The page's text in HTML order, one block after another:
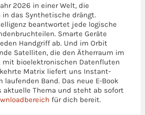
2026 in einer Welt, die
das Synthetische drängt.
beantwortet jede logische
Smarte Geräte
Handgriff ab. Und im Orbit
Satelliten, die den Ätherraum im
mit bioelektronischen Datenfluten
Matrix liefert uns Instant-
laufenden Band. Das neue E-Book
aktuelle Thema und steht ab sofort
für dich bereit.